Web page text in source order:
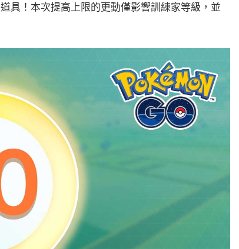
具！本次提高上限的更動僅影響訓練家等級，並